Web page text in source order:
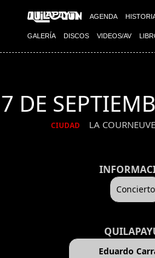
AGENDA
GALERÍA DISCOS VIDEOS/AV
7 DE
CIUDAD LA COURNEUVE
Concierto
Eduardo